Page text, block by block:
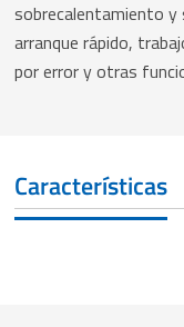
sobrecalentamiento y
arranque rápido,
por error y otras
Características